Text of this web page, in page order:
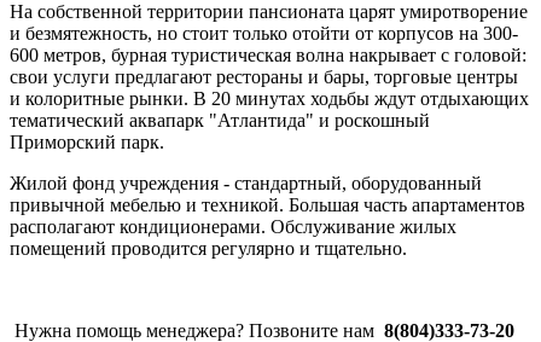
На собственной территории пансионата царят умиротворение
и безмятежность, но стоит только отойти от корпусов на 300-
600 метров, бурная туристическая волна накрывает с головой:
свои услуги предлагают рестораны и бары, торговые центры
и колоритные рынки. В 20 минутах ходьбы ждут отдыхающих
тематический аквапарк "Атлантида" и роскошный
Приморский парк.
Жилой фонд учреждения - стандартный, оборудованный
привычной мебелью и техникой. Большая часть апартаментов
располагают кондиционерами. Обслуживание жилых
помещений проводится регулярно и тщательно.
Нужна помощь менеджера? Позвоните нам 8(804)333-73-20